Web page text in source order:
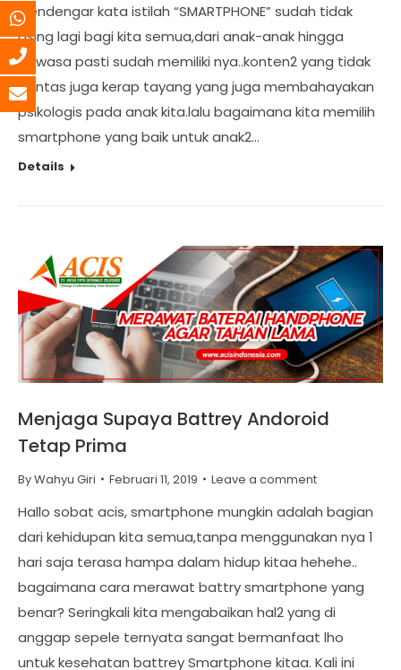
Mendengar kata istilah “SMARTPHONE” sudah tidak
asing lagi bagi kita semua,dari anak-anak hingga
dewasa pasti sudah memiliki nya..konten2 yang tidak
pantas juga kerap tayang yang juga membahayakan
psikologis pada anak kita.lalu bagaimana kita memilih
smartphone yang baik untuk anak2…
Details
Menjaga Supaya Battrey Andoroid
Tetap Prima
ByWahyu Giri Februari 11, 2019 Leave a comment
Hallo sobat acis, smartphone mungkin adalah bagian
dari kehidupan kita semua,tanpa menggunakan nya 1
hari saja terasa hampa dalam hidup kitaa hehehe..
bagaimana cara merawat battry smartphone yang
benar? Seringkali kita mengabaikan hal2 yang di
anggap sepele ternyata sangat bermanfaat lho
untuk kesehatan battrey Smartphone kitaa. Kali ini